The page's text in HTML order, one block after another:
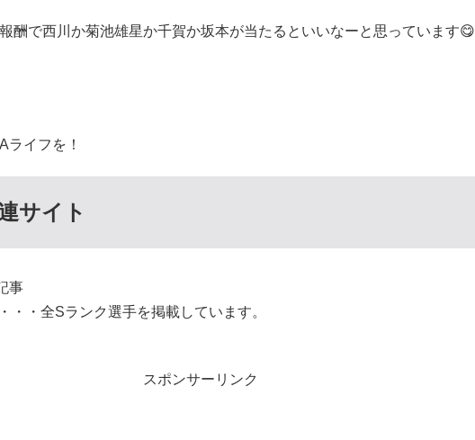
酬で西川か菊池雄星か千賀か坂本が当たるといいなーと思っています😋
ライフを！
サイト
事
・・・全Sランク選手を掲載しています。
スポンサーリンク